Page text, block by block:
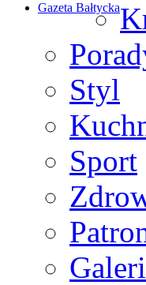
Gazeta Bałtycka
Styl
Sport